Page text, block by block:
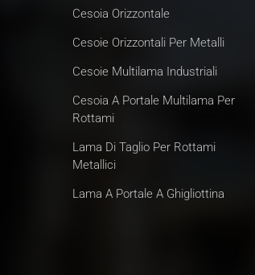
Cesoia Orizzontale
Cesoie Orizzontali Per Metalli
Cesoie Multilama Industriali
Cesoia A Portale Multilama Per
Rottami
Lama Di Taglio Per Rottami
Metallici
Lama A Portale A Ghigliottina